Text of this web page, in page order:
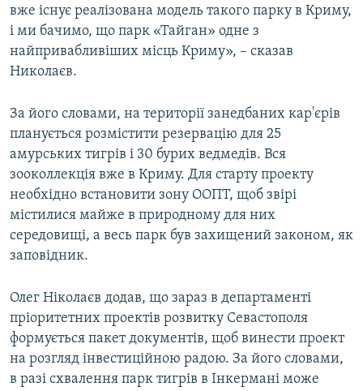
вже існує реалізована модель такого парку в Криму,
і ми бачимо, що парк «Тайган» одне з
найпривабливіших місць Криму», – сказав
Николаєв.
За його словами, на території занедбаних кар'єрів
планується розмістити резервацію для 25
амурських тигрів і 30 бурих ведмедів. Вся
зооколлекція вже в Криму. Для старту проекту
необхідно встановити зону ООПТ, щоб звірі
містилися майже в природному для них
середовищі, а весь парк був захищений законом, як
заповідник.
Олег Ніколаєв додав, що зараз в департаменті
пріоритетних проектів розвитку Севастополя
формується пакет документів, щоб винести проект
на розгляд інвестиційною радою. За його словами,
в разі схвалення парк тигрів в Інкермані може